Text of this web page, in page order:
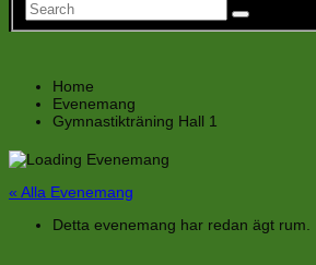
Home
Evenemang
Gymnastikträning Hall 1
« Alla Evenemang
Detta evenemang har redan ägt rum.